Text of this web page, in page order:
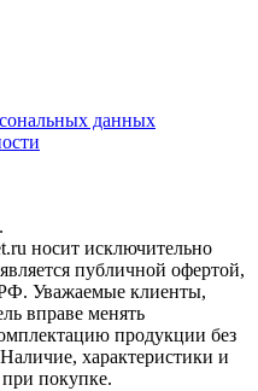
данных
носит исключительно
публичной офертой,
РФ. Уважаемые клиенты,
вправе менять
продукции без
характеристики и
покупке.